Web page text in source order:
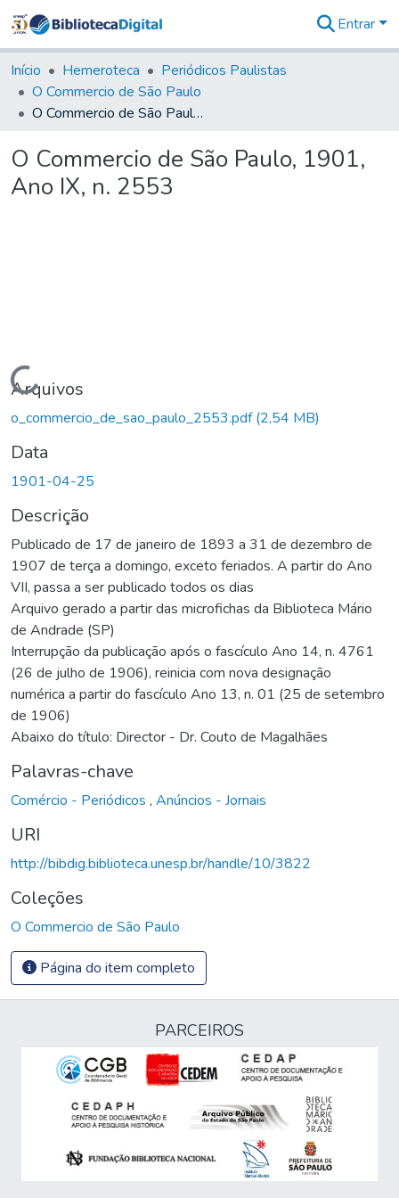
&
Coleções
Tudo na
Biblioteca
Estatísticas
Entrar
Início Hemeroteca
Periódicos Paulistas
O Commercio de São Paulo
O Commercio de São Paulo, 1901, Ano IX, n. 2553
O Commercio de São Paulo, 1901,
Ano IX, n. 2553
Carregando...
Arquivos
o_commercio_de_sao_paulo_2553.pdf(2,54 MB)
Data
1901-04-25
Descrição
Publicado de 17 de janeiro de 1893 a 31 de dezembro de
1907 de terça a domingo, exceto feriados. A partir do Ano
VII, passa a ser publicado todos os dias
Arquivo gerado a partir das microfichas da Biblioteca Mário
de Andrade (SP)
Interrupção da publicação após o fascículo Ano 14, n. 4761
(26 de julho de 1906), reinicia com nova designação
numérica a partir do fascículo Ano 13, n. 01 (25 de setembro
de 1906)
Abaixo do título: Director - Dr. Couto de Magalhães
Palavras-chave
Comércio - Periódicos , Anúncios - Jornais
URI
http://bibdig.biblioteca.unesp.br/handle/10/3822
Coleções
O Commercio de São Paulo
Página do item completo
PARCEIROS